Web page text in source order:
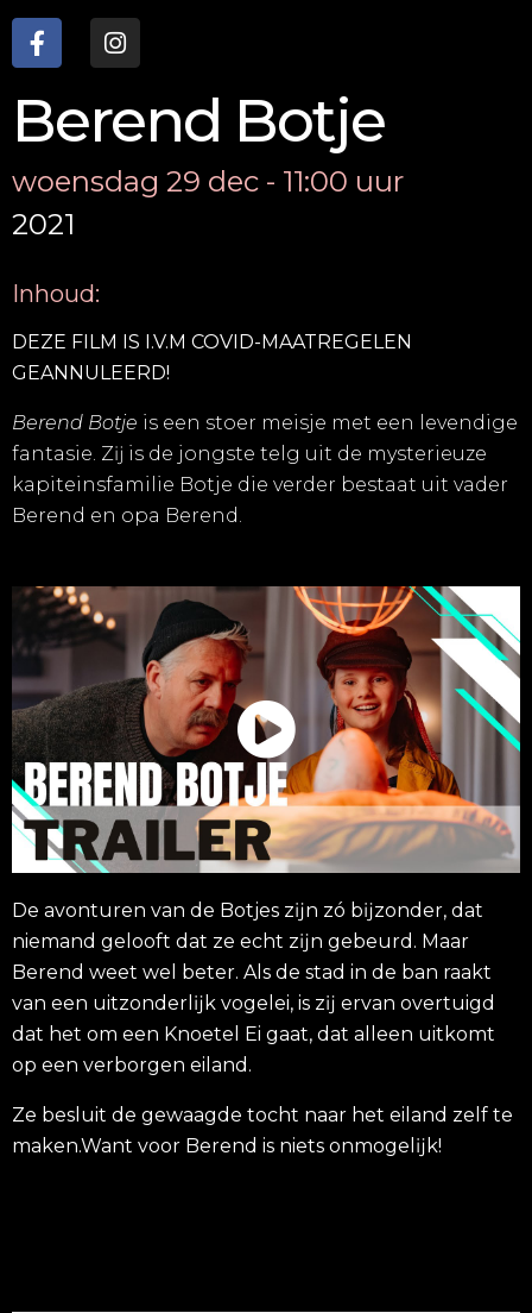
Berend Botje
woensdag 29 dec - 11:00 uur
2021
Inhoud:
DEZE FILM IS I.V.M COVID-MAATREGELEN
GEANNULEERD!
Berend Botje is een stoer meisje met een levendige
fantasie. Zĳ is de jongste telg uit de mysterieuze
kapiteinsfamilie Botje die verder bestaat uit vader
Berend en opa Berend.
De avonturen van de Botjes zĳn zó bĳzonder, dat
niemand gelooft dat ze echt zĳn gebeurd. Maar
Berend weet wel beter. Als de stad in de ban raakt
van een uitzonderlĳk vogelei, is zĳ ervan overtuigd
dat het om een Knoetel Ei gaat, dat alleen uitkomt
op een verborgen eiland.
Ze besluit de gewaagde tocht naar het eiland zelf te
maken.Want voor Berend is niets onmogelĳk!